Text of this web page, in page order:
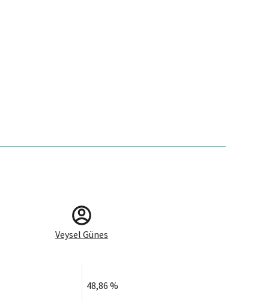
Veysel Günes
48,86 %